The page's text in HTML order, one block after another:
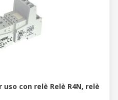
con relè Relè R4N, relè